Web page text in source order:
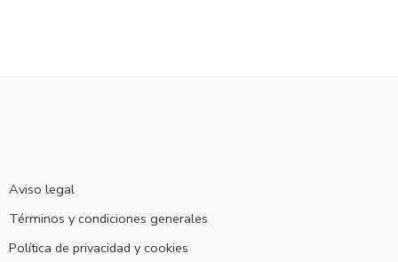
Aviso legal
Términos y condiciones generales
Política de privacidad y cookies